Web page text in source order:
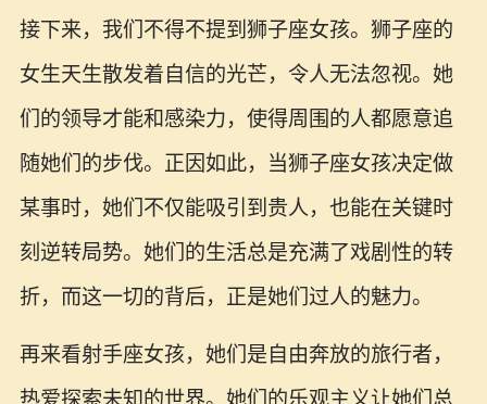
接下来，我们不得不提到狮子座女孩。狮子座的
女生天生散发着自信的光芒，令人无法忽视。她
们的领导才能和感染力，使得周围的人都愿意追
随她们的步伐。正因如此，当狮子座女孩决定做
某事时，她们不仅能吸引到贵人，也能在关键时
刻逆转局势。她们的生活总是充满了戏剧性的转
折，而这一切的背后，正是她们过人的魅力。
再来看射手座女孩，她们是自由奔放的旅行者，
热爱探索未知的世界。她们的乐观主义让她们总